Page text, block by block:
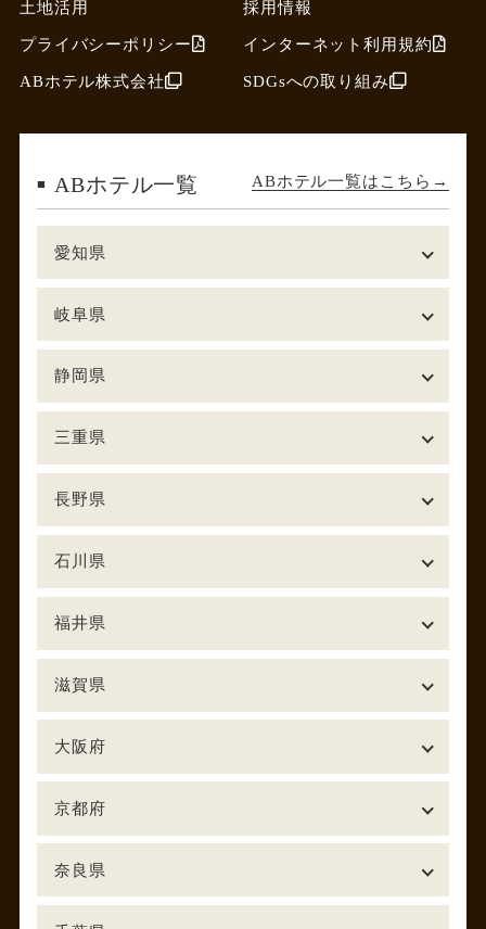
土地活用
採用情報
プライバシーポリシー
インターネット利用規約
ABホテル株式会社
SDGsへの取り組み
ABホテル一覧 ABホテル一覧はこちら
愛知県
岐阜県
静岡県
三重県
長野県
石川県
福井県
滋賀県
大阪府
京都府
奈良県